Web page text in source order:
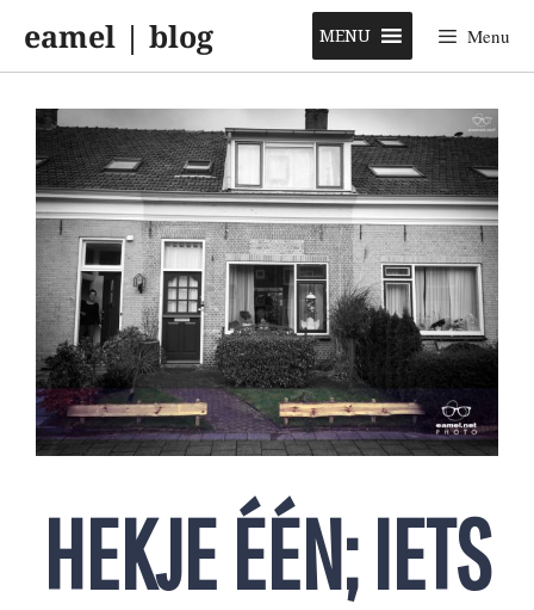
content
eamel | blog Menu
MENU
HEKJE ÉÉN; IETS